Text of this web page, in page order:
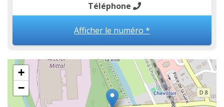
Téléphone
Afficher le numéro *
+
−